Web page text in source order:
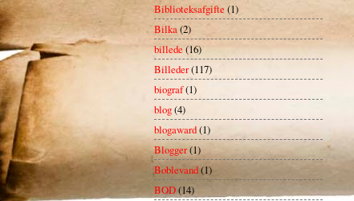
Biblioteksafgifte (1)
Bilka(2)
billede (16)
Billeder(117)
biograf(1)
blog(4)
blogaward(1)
Blogger(1)
Boblevand(1)
BOD(14)